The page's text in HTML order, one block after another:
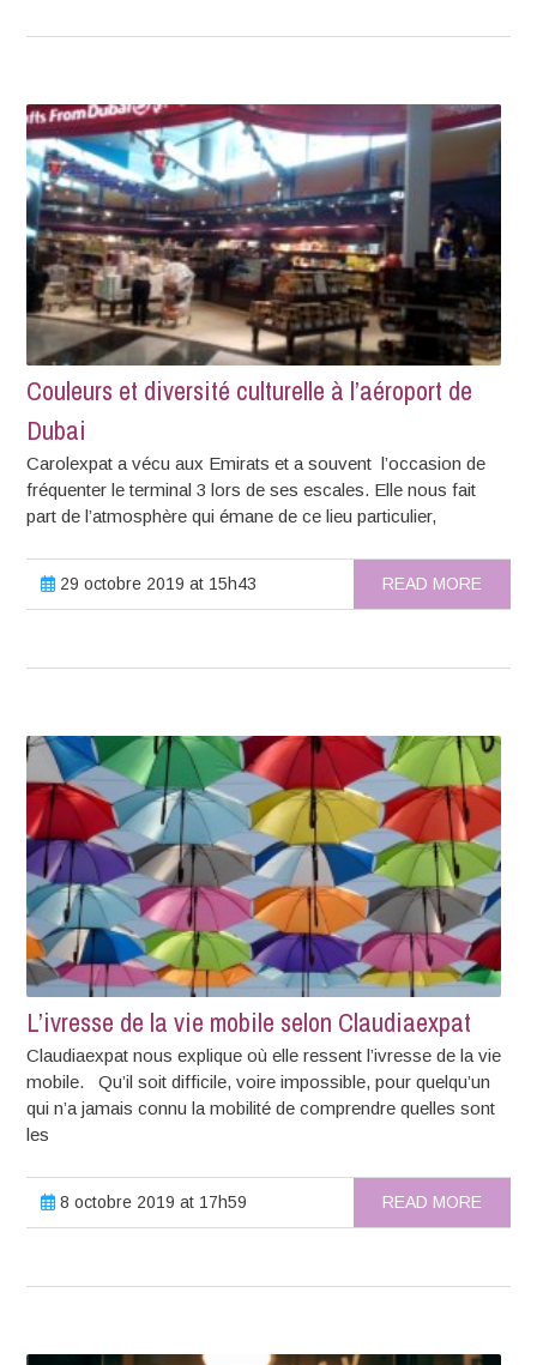
Couleurs et diversité culturelle à l’aéroport de
Dubai
Carolexpat a vécu aux Emirats et a souvent l’occasion de
fréquenter le terminal 3 lors de ses escales. Elle nous fait
part de l’atmosphère qui émane de ce lieu particulier,
29 octobre 2019 at 15h43 READ MORE
L’ivresse de la vie mobile selon Claudiaexpat
Claudiaexpat nous explique où elle ressent l’ivresse de la vie
mobile. Qu’il soit difficile, voire impossible, pour quelqu’un
qui n’a jamais connu la mobilité de comprendre quelles sont
les
8 octobre 2019 at 17h59 READ MORE